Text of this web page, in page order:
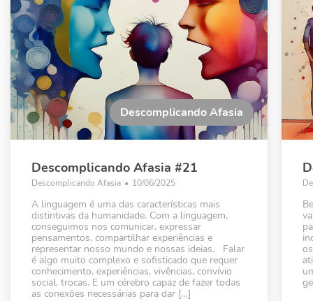
Descomplicando Afasia
Descomplicando Afasia #21
Descomplicando Afasia • 10/06/2025
A linguagem é uma das características mais
distintivas da humanidade. Com a linguagem,
conseguimos nos comunicar, expressar
pensamentos, compartilhar experiências e
representar nosso mundo e nossas ideias. Falar
é algo muito complexo e sofisticado que requer
conhecimento, experiências, vivências, convívio
social, trocas. E um cérebro capaz de fazer todas
as conexões necessárias para dar […]